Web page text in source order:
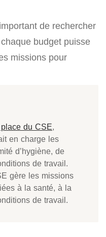
de rechercher
budget puisse
missions pour
du CSE,
en charge les
d’hygiène, de
de travail.
gère les missions
à la santé, à la
de travail.